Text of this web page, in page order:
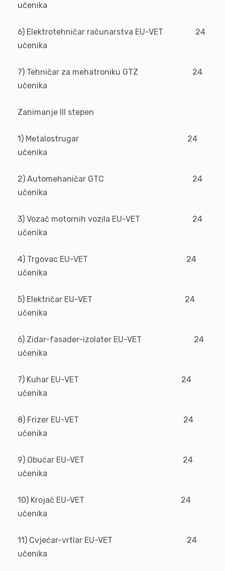
učenika
6) Elektrotehničar računarstva EU-VET 24
učenika
7) Tehničar za mehatroniku GTZ 24
učenika
Zanimanje III stepen
1) Metalostrugar 24
učenika
2) Automehaničar GTC 24
učenika
3) Vozač motornih vozila EU-VET 24
učenika
4) Trgovac EU-VET 24
učenika
5) Električar EU-VET 24
učenika
6) Zidar-fasader-izolater EU-VET 24
učenika
7) Kuhar EU-VET 24
učenika
8) Frizer EU-VET 24
učenika
9) Obućar EU-VET 24
učenika
10) Krojač EU-VET 24
učenika
11) Cvjećar-vrtlar EU-VET 24
učenika